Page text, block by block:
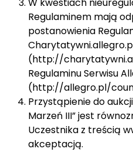
Regulaminem mają
postanowienia
(http://
Regulaminu Serwisu
(http://allegro.pl/
Przystąpienie do
Marzeń III” jest
Uczestnika z treścią
akceptacją.